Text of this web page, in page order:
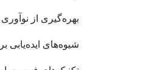
بهره‌گیری از
شیوه‌های ایده‌یابی